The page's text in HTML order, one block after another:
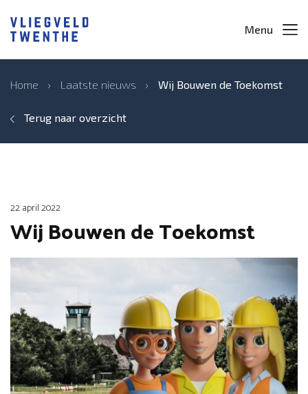
Menu
Home › Laatste nieuws › Wij Bouwen de Toekomst
Terug naar overzicht
22 april 2022
Wij Bouwen de Toekomst